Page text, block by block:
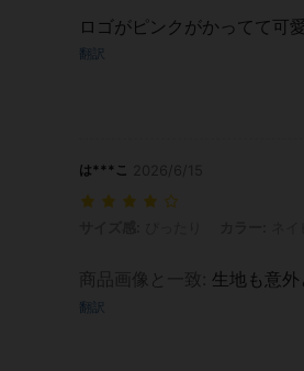
ロゴがピンクがかってて可
翻訳
は***こ
商品画像と一致 : 生地も意外
翻訳